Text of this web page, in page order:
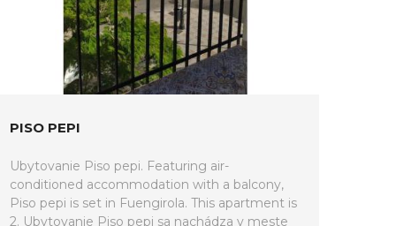
PISO PEPI
Ubytovanie Piso pepi. Featuring air-
conditioned accommodation with a balcony,
Piso pepi is set in Fuengirola. This apartment is
2. Ubytovanie Piso pepi sa nachádza v meste